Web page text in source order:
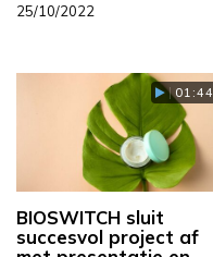
25/10/2022
01:44
BIOSWITCH sluit
succesvol project af